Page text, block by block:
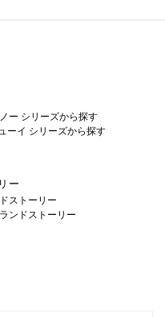
ー シリーズから探す
ーイ シリーズから探す
ー
ストーリー
ンドストーリー